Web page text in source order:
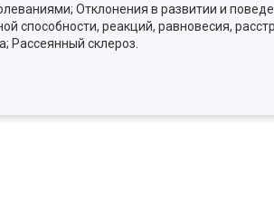
Отклонения в развитии и
способности, реакций, равновесия,
Рассеянный склероз.